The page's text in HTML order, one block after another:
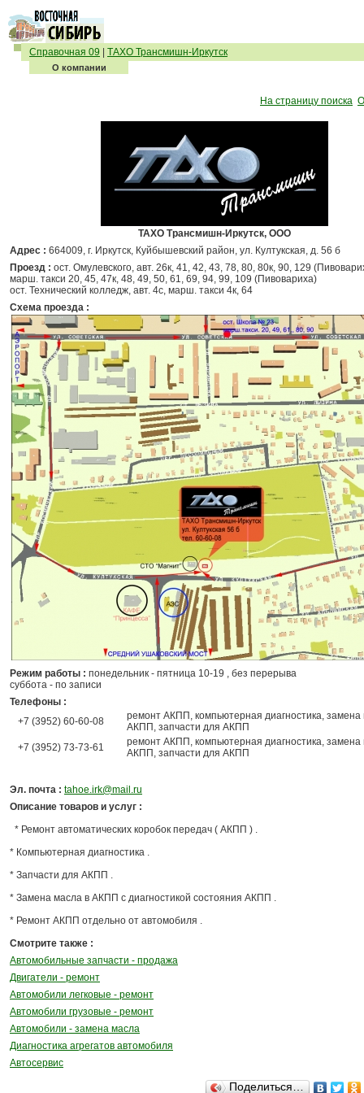
Справочная 09 ТАХО Трансмишн-Иркутск
О компании
На страницу поиска
ТАХО Трансмишн-Иркутск, ООО
Адрес : 664009, г. Иркутск, Куйбышевский район, ул. Култукская, д. 56 б
Проезд : ост. Омулевского, авт. 26к, 41, 42, 43, 78, 80, 80к, 90, 129
марш. такси 20, 45, 47к, 48, 49, 50, 61, 69, 94, 99, 109 (Пивовариха)
ост. Технический колледж, авт. 4с, марш. такси 4к, 64
Схема проезда :
Режим работы : понедельник - пятница 10-19 , без перерыва
суббота - по записи
Телефоны :
+7 (3952) 60-60-08
ремонт АКПП, компьютерная диагностика, замена
АКПП, запчасти для АКПП
+7 (3952) 73-73-61
ремонт АКПП, компьютерная диагностика, замена
АКПП, запчасти для АКПП
Эл. почта : tahoe.irk@mail.ru
Описание товаров и услуг :
* Ремонт автоматических коробок передач ( АКПП ) .
* Компьютерная диагностика .
* Запчасти для АКПП .
* Замена масла в АКПП с диагностикой состояния АКПП .
* Ремонт АКПП отдельно от автомобиля .
Смотрите также :
Автомобильные запчасти - продажа
Двигатели - ремонт
Автомобили легковые - ремонт
Автомобили грузовые - ремонт
Автомобили - замена масла
Диагностика агрегатов автомобиля
Автосервис
Поделиться…